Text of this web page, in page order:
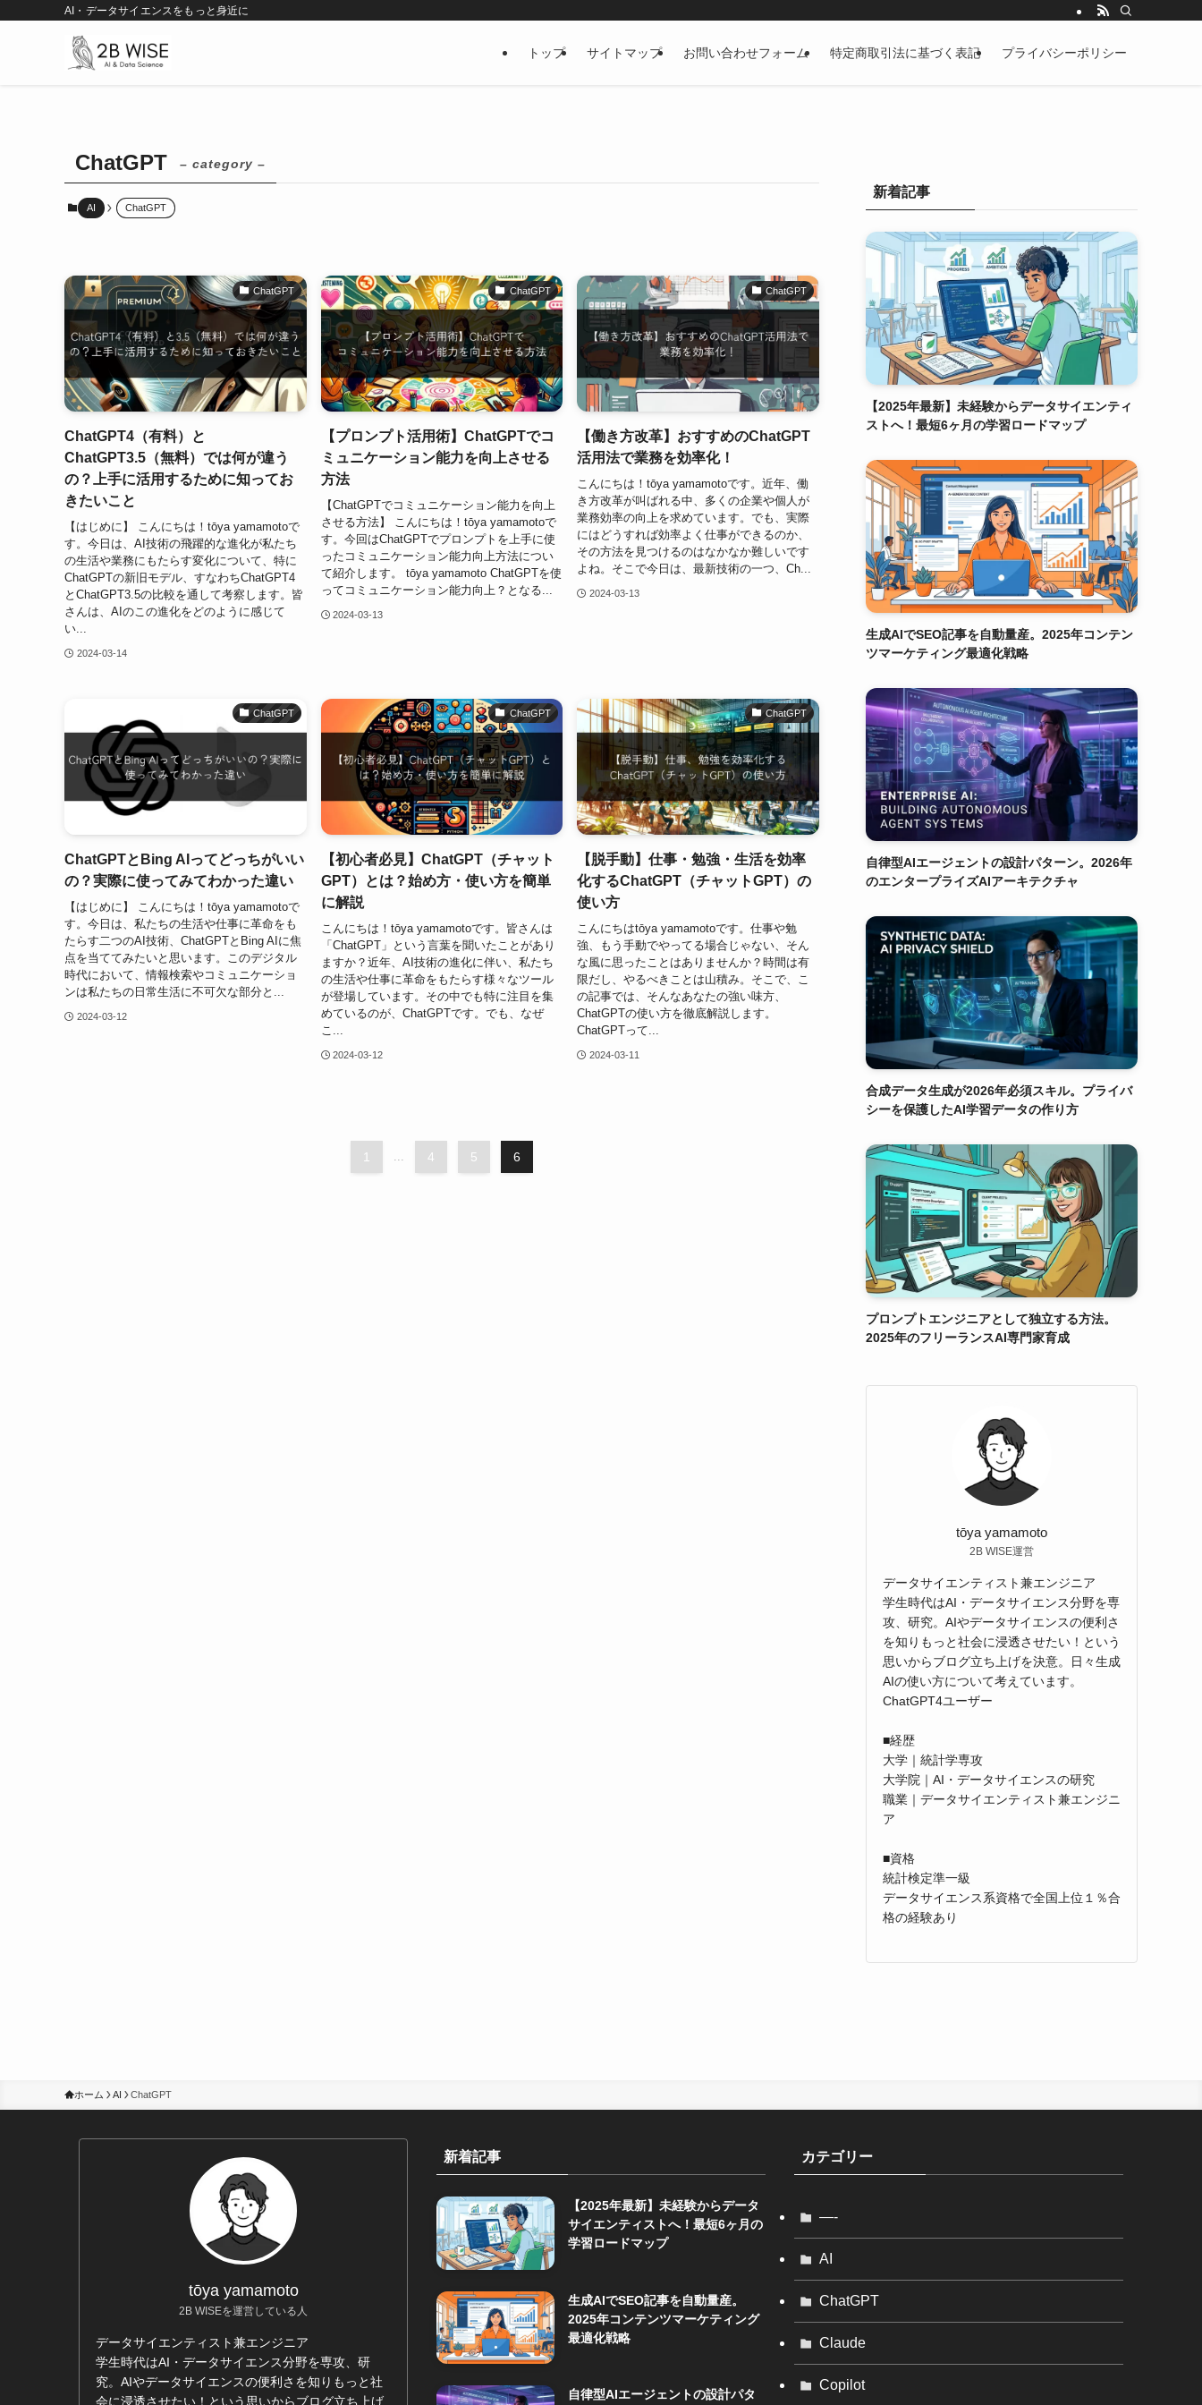
AI・データサイエンスをもっと身近に
トップ サイトマップ お問い合わせフォーム 特定商取引法に基づく表記 プライバシーポリシー
ChatGPT – category –
AI ChatGPT
ChatGPT
ChatGPT4（有料）と
ChatGPT3.5（無料）では何が違う
の？上手に活用するために知ってお
きたいこと
【はじめに】 こんにちは！tōya yamamotoで
す。今日は、AI技術の飛躍的な進化が私たち
の生活や業務にもたらす変化について、特に
ChatGPTの新旧モデル、すなわちChatGPT4
とChatGPT3.5の比較を通して考察します。皆
さんは、AIのこの進化をどのように感じて
い...
2024-03-14
ChatGPT
【プロンプト活用術】ChatGPTでコ
ミュニケーション能力を向上させる
方法
【ChatGPTでコミュニケーション能力を向上
させる方法】 こんにちは！tōya yamamotoで
す。今回はChatGPTでプロンプトを上手に使
ったコミュニケーション能力向上方法につい
て紹介します。 tōya yamamoto ChatGPTを使
ってコミュニケーション能力向上？となる...
2024-03-13
ChatGPT
【働き方改革】おすすめのChatGPT
活用法で業務を効率化！
こんにちは！tōya yamamotoです。近年、働
き方改革が叫ばれる中、多くの企業や個人が
業務効率の向上を求めています。でも、実際
にはどうすれば効率よく仕事ができるのか、
その方法を見つけるのはなかなか難しいです
よね。そこで今日は、最新技術の一つ、Ch...
2024-03-13
ChatGPT
ChatGPTとBing AIってどっちがいい
の？実際に使ってみてわかった違い
【はじめに】 こんにちは！tōya yamamotoで
す。今日は、私たちの生活や仕事に革命をも
たらす二つのAI技術、ChatGPTとBing AIに焦
点を当ててみたいと思います。このデジタル
時代において、情報検索やコミュニケーショ
ンは私たちの日常生活に不可欠な部分と...
2024-03-12
ChatGPT
【初心者必見】ChatGPT（チャット
GPT）とは？始め方・使い方を簡単
に解説
こんにちは！tōya yamamotoです。皆さんは
「ChatGPT」という言葉を聞いたことがあり
ますか？近年、AI技術の進化に伴い、私たち
の生活や仕事に革命をもたらす様々なツール
が登場しています。その中でも特に注目を集
めているのが、ChatGPTです。でも、なぜ
こ...
2024-03-12
ChatGPT
【脱手動】仕事・勉強・生活を効率
化するChatGPT（チャットGPT）の
使い方
こんにちはtōya yamamotoです。仕事や勉
強、もう手動でやってる場合じゃない、そん
な風に思ったことはありませんか？時間は有
限だし、やるべきことは山積み。そこで、こ
の記事では、そんなあなたの強い味方、
ChatGPTの使い方を徹底解説します。
ChatGPTって...
2024-03-11
1 4 5 6
新着記事
【2025年最新】未経験からデータサイエンティ
ストへ！最短6ヶ月の学習ロードマップ
生成AIでSEO記事を自動量産。2025年コンテン
ツマーケティング最適化戦略
自律型AIエージェントの設計パターン。2026年
のエンタープライズAIアーキテクチャ
合成データ生成が2026年必須スキル。プライバ
シーを保護したAI学習データの作り方
プロンプトエンジニアとして独立する方法。
2025年のフリーランスAI専門家育成
tōya yamamoto
2B WISE運営
データサイエンティスト兼エンジニア
学生時代はAI・データサイエンス分野を専
攻、研究。AIやデータサイエンスの便利さ
を知りもっと社会に浸透させたい！という
思いからブログ立ち上げを決意。日々生成
AIの使い方について考えています。
ChatGPT4ユーザー
■経歴
大学｜統計学専攻
大学院｜AI・データサイエンスの研究
職業｜データサイエンティスト兼エンジニ
ア
■資格
統計検定準一級
データサイエンス系資格で全国上位１％合
格の経験あり
ホーム AI ChatGPT
tōya yamamoto
2B WISEを運営している人
データサイエンティスト兼エンジニア
学生時代はAI・データサイエンス分野を専攻、研
究。AIやデータサイエンスの便利さを知りもっと社
会に浸透させたい！という思いからブログ立ち上げ
新着記事
【2025年最新】未経験からデータ
サイエンティストへ！最短6ヶ月の
学習ロードマップ
生成AIでSEO記事を自動量産。
2025年コンテンツマーケティング
最適化戦略
自律型AIエージェントの設計パタ
カテゴリー
—-
AI
ChatGPT
Claude
Copilot